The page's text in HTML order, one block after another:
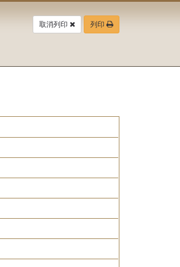
取消列印 列印